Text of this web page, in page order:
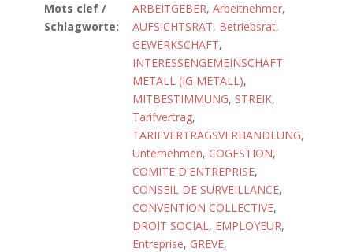
Mots clef /
Schlagworte:
ARBEITGEBER, Arbeitnehmer,
AUFSICHTSRAT, Betriebsrat,
GEWERKSCHAFT,
INTERESSENGEMEINSCHAFT
METALL (IG METALL),
MITBESTIMMUNG, STREIK,
Tarifvertrag,
TARIFVERTRAGSVERHANDLUNG,
Unternehmen, COGESTION,
COMITE D'ENTREPRISE,
CONSEIL DE SURVEILLANCE,
CONVENTION COLLECTIVE,
DROIT SOCIAL, EMPLOYEUR,
Entreprise, GREVE,